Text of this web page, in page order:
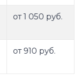
от 1 050 руб.
от 910 руб.